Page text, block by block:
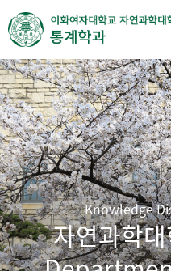
Knowledge
자연과학